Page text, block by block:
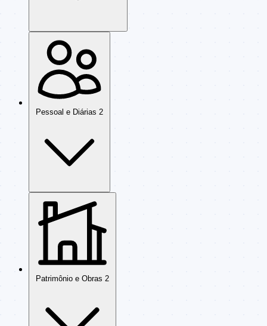
Pessoal e Diárias 2
Patrimônio e Obras 2